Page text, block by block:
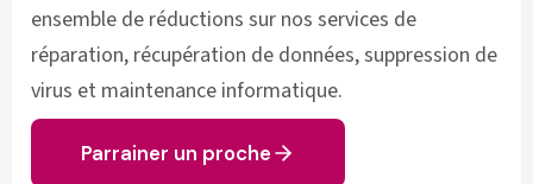
ensemble de réductions sur nos services de
réparation, récupération de données, suppression de
virus et maintenance informatique.
Parrainer un proche